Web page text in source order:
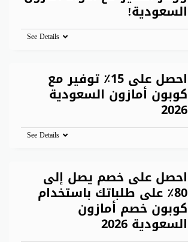
السعودية!
See Details
احصل على 15٪ توفير مع
كوبون أمازون السعودية
2026
See Details
احصل على خصم يصل إلى
80٪ على طلباتك باستخدام
كوبون خصم أمازون
السعودية 2026